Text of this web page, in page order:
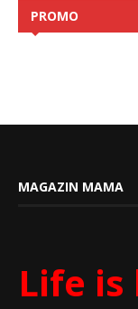
PROMO
MAGAZIN MAMA
Life